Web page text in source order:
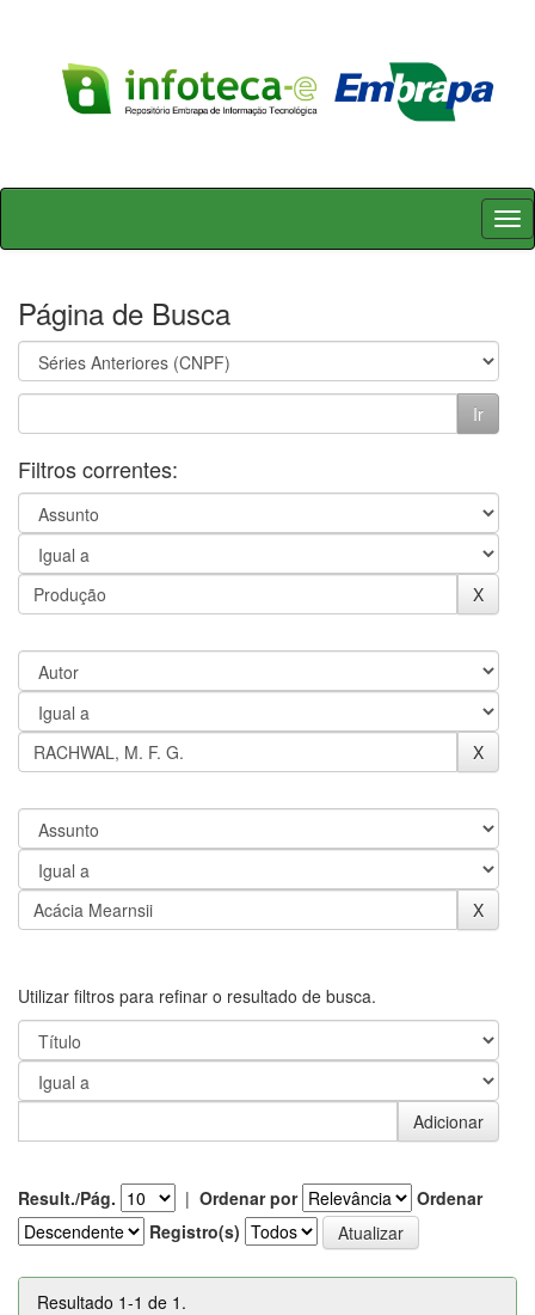
Skip
Página de Busca
Filtros correntes:
Utilizar filtros para refinar o resultado de busca.
Result./Pág. | Ordenar por
Ordenar
Registro(s)
Resultado 1-1 de 1.